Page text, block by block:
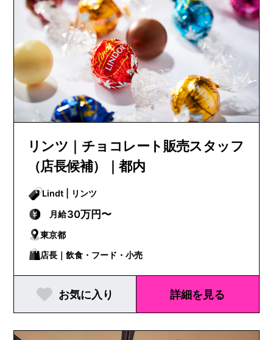
リンツ｜チョコレート販売スタッフ
（店長候補）｜都内
Lindt | リンツ
月給30万円〜
東京都
店長｜飲食・フード・小売
お気に入り 詳細を見る